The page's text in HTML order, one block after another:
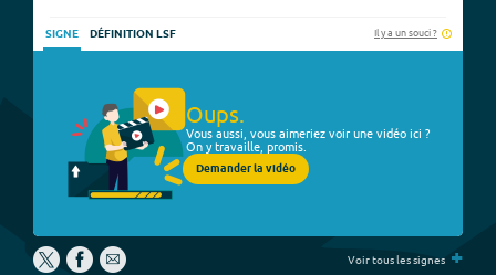
SIGNE DÉFINITION LSF Il y a un souci ?
Oups.
Vous aussi, vous aimeriez voir une vidéo ici ?
On y travaille, promis.
Demander la vidéo
Voir tous les signes +